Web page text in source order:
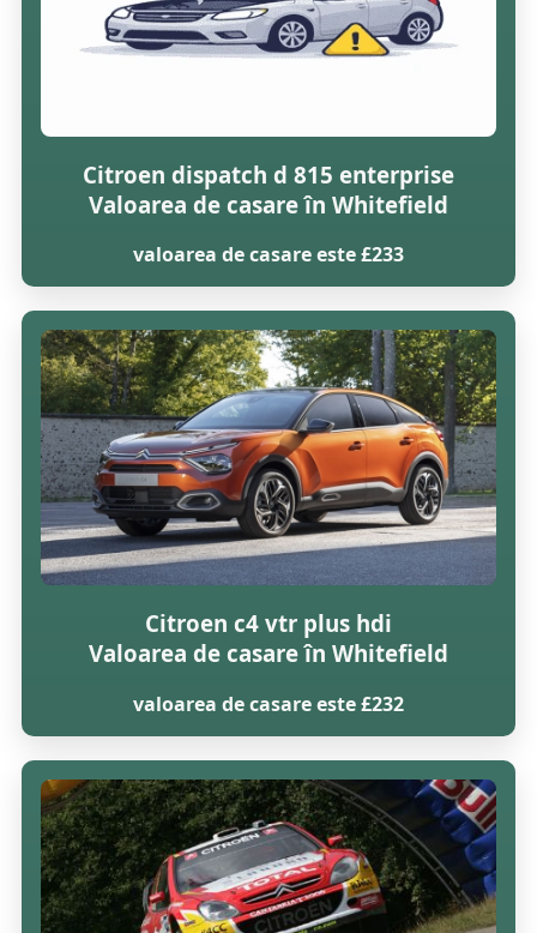
Citroen dispatch d 815 enterprise
Valoarea de casare în Whitefield
valoarea de casare este £233
Citroen c4 vtr plus hdi
Valoarea de casare în Whitefield
valoarea de casare este £232